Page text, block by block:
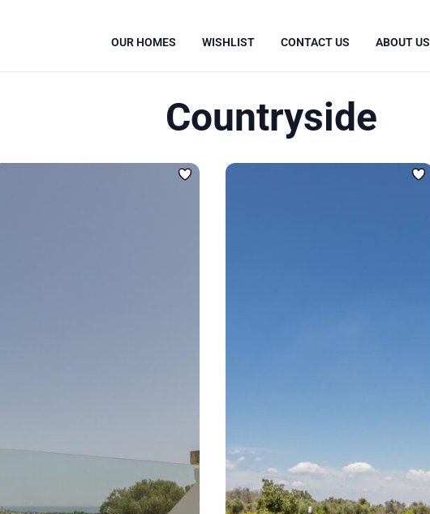
OUR HOMES WISHLIST CONTACT US ABOUT US
Countryside